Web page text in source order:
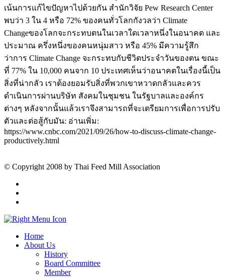
เน้นการแก้ไขปัญหาไปด้วยกัน สำนักวิจัย Pew Research Center
พบว่า 3 ใน 4 หรือ 72% ของคนทั่วโลกกังวลว่า Climate
Changeของโลกจะกระทบตนในเวลาใดเวลาหนึ่งในอนาคต และ
ประมาณ ครึ่งหนึ่งของคนหนุ่มสาว หรือ 45% มีความรู้สึก
ว่าการ Climate Change จะกระทบกับชีวิตประจำวันของตน ขณะ
ที่ 77% ใน 10,000 คนจาก 10 ประเทศเห็นว่าอนาคตในเรื่องนี้เป็น
สิ่งที่น่ากลัว เราต้องยอมรับสิ่งที่พวกเขาหวาดกลัวและควร
ดำเนินการผ่านบริษัท สังคมในชุมชน ในรัฐบาลและองค์กร
ต่างๆ หลังจากนั้นแล้วเราจึงสามารถที่จะเตรียมการเพื่อการปรับ
ตัวและต่อสู้กับมัน: อ่านเพิ่ม:
https://www.cnbc.com/2021/09/26/how-to-discuss-climate-change-
productively.html
© Copyright 2008 by Thai Feed Mill Association
Home
About Us
History
Board Committee
Member